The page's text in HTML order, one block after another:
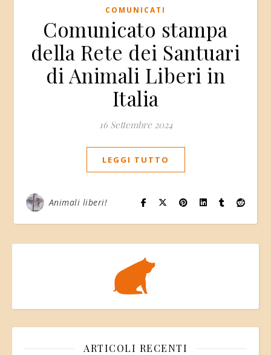
COMUNICATI
Comunicato stampa
della Rete dei Santuari
di Animali Liberi in
Italia
16 Settembre 2024
LEGGI TUTTO
Animali liberi!
ARTICOLI RECENTI